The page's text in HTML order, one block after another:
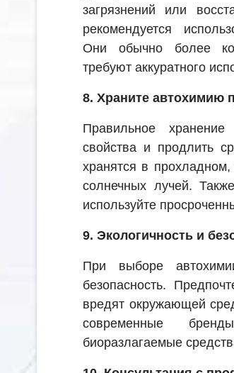
загрязнений или
рекомендуется
Они обычно более
требуют аккуратного
8. Храните автохимию
Правильное
свойства и продлить
хранятся в
солнечных лучей.
используйте
9. Экологичность и
При выборе
безопасность.
вредят окружающей
современные
биоразлагаемые